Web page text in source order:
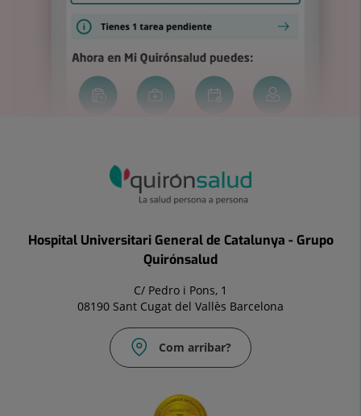
Hospital Universitari General de Catalunya - Grupo
Quirónsalud
C/ Pedro i Pons, 1
08190 Sant Cugat del Vallès Barcelona
Com arribar?